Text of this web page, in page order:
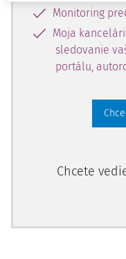
Monitoring
Moja
sledovanie
portálu,
Chcete